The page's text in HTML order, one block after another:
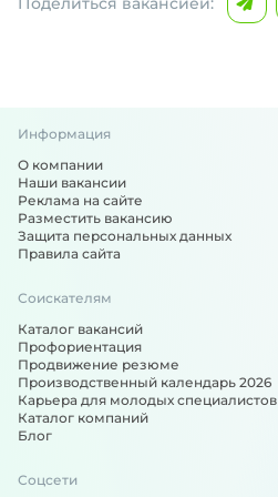
Информация
О компании
Наши вакансии
Реклама на сайте
Разместить вакансию
Защита персональных данных
Правила сайта
Соискателям
Каталог вакансий
Профориентация
Продвижение резюме
Производственный календарь 2026
Карьера для молодых специалистов
Каталог компаний
Блог
Соцсети